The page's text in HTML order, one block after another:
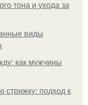
тона и ухода за
виды
как мужчины
стрижку: подход к